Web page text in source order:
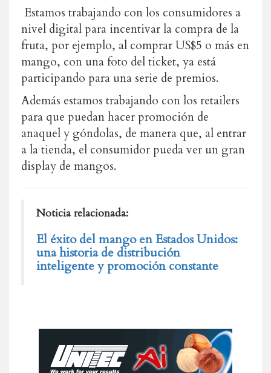
Estamos trabajando con los consumidores a
nivel digital para incentivar la compra de la
fruta, por ejemplo, al comprar US$5 o más en
mango, con una foto del ticket, ya está
participando para una serie de premios.
Además estamos trabajando con los retailers
para que puedan hacer promoción de
anaquel y góndolas, de manera que, al entrar
a la tienda, el consumidor pueda ver un gran
display de mangos.
Noticia relacionada:
El éxito del mango en Estados Unidos:
una historia de distribución
inteligente y promoción constante